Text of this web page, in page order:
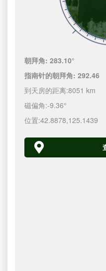
朝拜角:283.10°
指南针的朝拜角:292.46
到天房的距离:8051 km
磁偏角:-9.36°
位置:42.8878,125.1440